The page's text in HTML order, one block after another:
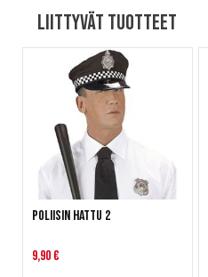
Liittyvät tuotteet
Poliisin hattu 2
9,90 €